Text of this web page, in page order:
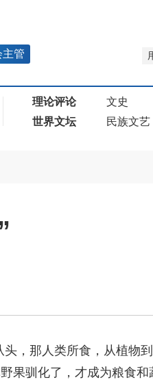
主管
理论评论 文史
世界文坛
民族文艺
，那人类所食，从植物到
果驯化了，才成为粮食和